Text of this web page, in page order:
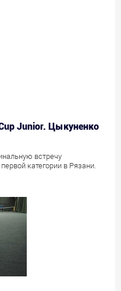
Junior. Цыкуненко
встречу
категории в Рязани.